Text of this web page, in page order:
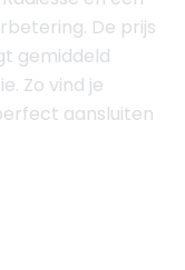
De prijs
gemiddeld
Zo vind je
aansluiten